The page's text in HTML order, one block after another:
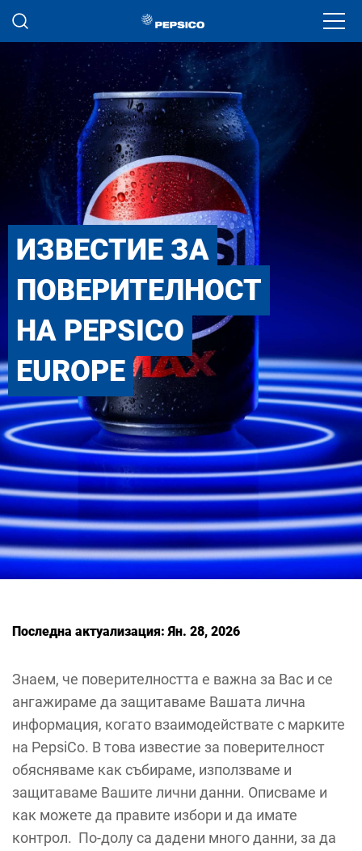
Премини към основното съдържание
ИЗВЕСТИЕ ЗА
ПОВЕРИТЕЛНОСТ
НА PEPSICO
EUROPE
Последна актуализация: Ян. 28, 2026
Знаем, че поверителността е важна за Вас и се
ангажираме да защитаваме Вашата лична
информация, когато взаимодействате с марките
на PepsiCo. В това известие за поверителност
обясняваме как събираме, използваме и
защитаваме Вашите лични данни. Описваме и
как можете да правите избори и да имате
контрол. По-долу са дадени много данни, за да